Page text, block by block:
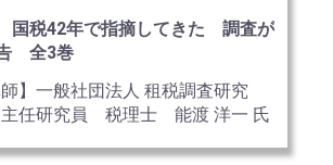
国税42年で指摘してきた 調査が
全3巻
師】一般社団法人 租税調査研究
任研究員 税理士 能渡 洋一 氏